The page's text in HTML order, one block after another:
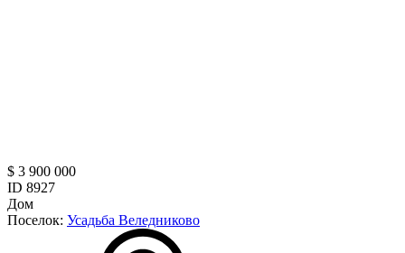
$ 3 900 000
ID 8927
Дом
Поселок: Усадьба Веледниково